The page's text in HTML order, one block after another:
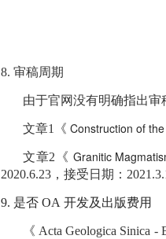
8. 审稿周期
由于官网没有明确指出审
文章1《 Construction of
文章2《 Granitic
2020.6.23，接受日期：
9. 是否 OA 开发及出版费用
《 Acta Geologica Sinica -